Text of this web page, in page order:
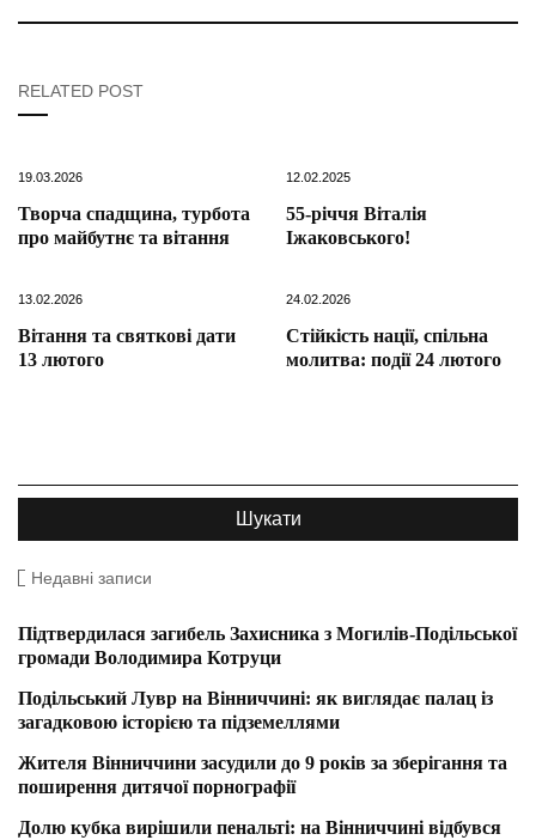
RELATED POST
19.03.2026
Творча спадщина, турбота
про майбутнє та вітання
12.02.2025
55-річчя Віталія
Іжаковського!
13.02.2026
Вітання та святкові дати
13 лютого
24.02.2026
Стійкість нації, спільна
молитва: події 24 лютого
Недавні записи
Підтвердилася загибель Захисника з Могилів-Подільської
громади Володимира Котруци
Подільський Лувр на Вінниччині: як виглядає палац із
загадковою історією та підземеллями
Жителя Вінниччини засудили до 9 років за зберігання та
поширення дитячої порнографії
Долю кубка вирішили пенальті: на Вінниччині відбувся